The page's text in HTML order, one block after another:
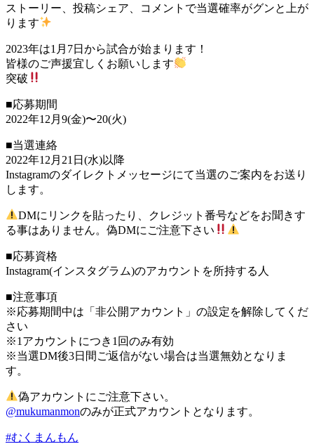
ストーリー、投稿シェア、コメントで当選確率がグンと上が
ります
2023年は1月7日から試合が始まります！
皆様のご声援宜しくお願いします
突破
■応募期間
2022年12月9(金)〜20(火)
■当選連絡
2022年12月21日(水)以降
Instagramのダイレクトメッセージにて当選のご案内をお送り
します。
DMにリンクを貼ったり、クレジット番号などをお聞きす
る事はありません。偽DMにご注意下さい
■応募資格
Instagram(インスタグラム)のアカウントを所持する人
■注意事項
※応募期間中は「非公開アカウント」の設定を解除してくだ
さい
※1アカウントにつき1回のみ有効
※当選DM後3日間ご返信がない場合は当選無効となりま
す。
偽アカウントにご注意下さい。
@mukumanmonのみが正式アカウントとなります。
#むくまんもん